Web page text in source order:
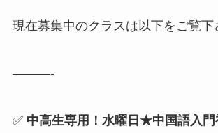
現在募集中のクラスは以下をご覧下
———-
✅中高生専用！水曜日★中国語入門